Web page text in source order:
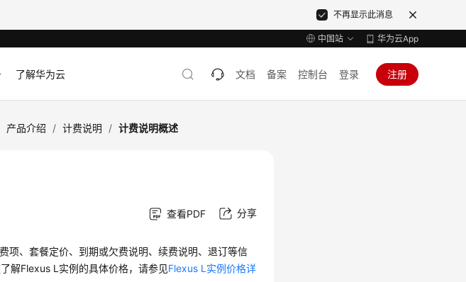
不再显示此消息
中国站 华为云App
了解华为云 文档 备案 控制台 登录 注册
产品介绍 / 计费说明 / 计费说明概述
查看PDF 分享
项、套餐定价、到期或欠费说明、续费说明、退订等信
解Flexus L实例的具体价格，请参见Flexus L实例价格详